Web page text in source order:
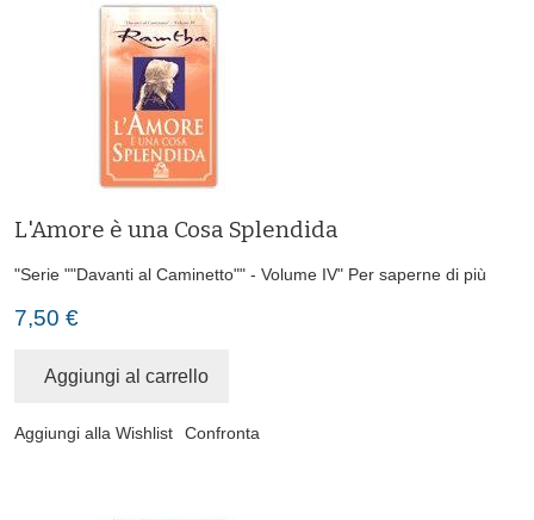
L'Amore è una Cosa Splendida
"Serie ""Davanti al Caminetto"" - Volume IV" Per saperne di più
7,50 €
Aggiungi al carrello
Aggiungi alla Wishlist Confronta